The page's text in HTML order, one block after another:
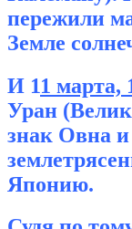
пережили
Земле
И 11 марта,
Уран
знак Овна и
Японию.